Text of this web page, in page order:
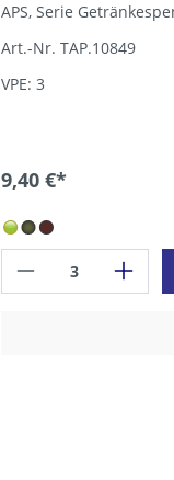
APS, Serie
Art.-Nr. TAP.10849
VPE: 3
9,40 €*